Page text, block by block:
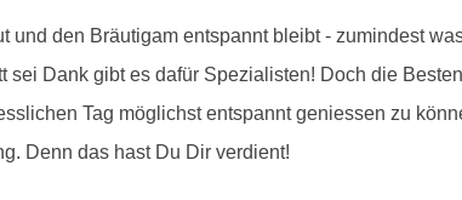
den Bräutigam entspannt bleibt - zumindest
Dank gibt es dafür Spezialisten! Doch die
Tag möglichst entspannt geniessen zu
Denn das hast Du Dir verdient!